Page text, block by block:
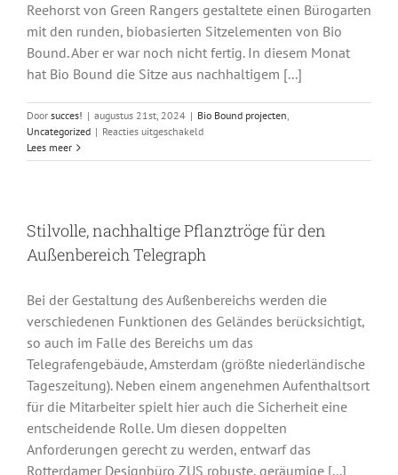
Reehorst von Green Rangers gestaltete einen Bürogarten
mit den runden, biobasierten Sitzelementen von Bio
Bound. Aber er war noch nicht fertig. In diesem Monat
hat Bio Bound die Sitze aus nachhaltigem [...]
Door succes! | augustus 21st, 2024 | Bio Bound projecten,
Uncategorized | Reacties uitgeschakeldvoor
für
Amstelveen“
Lees meer
Stilvolle, nachhaltige Pflanztröge für den
Außenbereich Telegraph
Bei der Gestaltung des Außenbereichs werden die
verschiedenen Funktionen des Geländes berücksichtigt,
so auch im Falle des Bereichs um das
Telegrafengebäude, Amsterdam (größte niederländische
Tageszeitung). Neben einem angenehmen Aufenthaltsort
für die Mitarbeiter spielt hier auch die Sicherheit eine
entscheidende Rolle. Um diesen doppelten
Anforderungen gerecht zu werden, entwarf das
Rotterdamer Designbüro ZUS robuste, geräumige [...]